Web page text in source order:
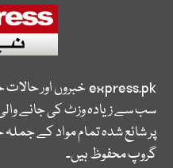
express.pkخبروں اور
سب سے زیادہ وزٹ کی جانے
پر شائع شدہ تمام مواد کے
گروپ محفوظ ہیں۔